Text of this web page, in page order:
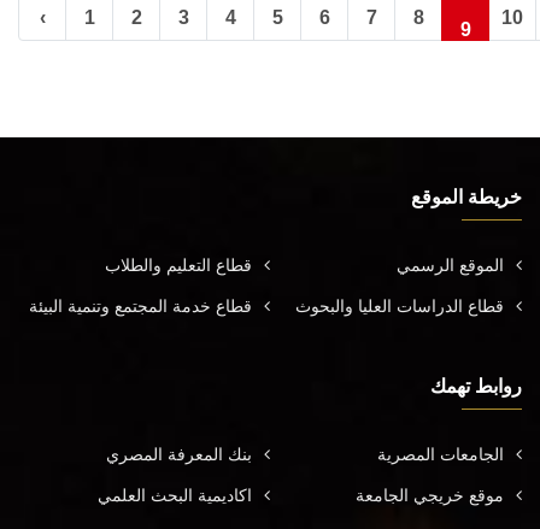
‹ 1 2 3 4 5 6 7 8
9
10
خريطة الموقع
الموقع الرسمي قطاع التعليم والطلاب
قطاع الدراسات العليا والبحوث قطاع خدمة المجتمع وتنمية البيئة
روابط تهمك
الجامعات المصرية بنك المعرفة المصري
موقع خريجي الجامعة اكاديمية البحث العلمي